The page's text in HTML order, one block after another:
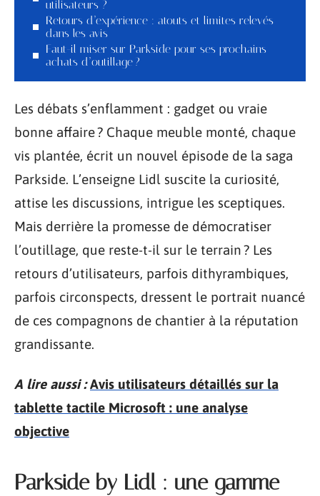
utilisateurs ?
Retours d’expérience : atouts et limites relevés
dans les avis
Faut-il miser sur Parkside pour ses prochains
achats d’outillage ?
Les débats s’enflamment : gadget ou vraie
bonne affaire ? Chaque meuble monté, chaque
vis plantée, écrit un nouvel épisode de la saga
Parkside. L’enseigne Lidl suscite la curiosité,
attise les discussions, intrigue les sceptiques.
Mais derrière la promesse de démocratiser
l’outillage, que reste-t-il sur le terrain ? Les
retours d’utilisateurs, parfois dithyrambiques,
parfois circonspects, dressent le portrait nuancé
de ces compagnons de chantier à la réputation
grandissante.
A lire aussi : Avis utilisateurs détaillés sur la
tablette tactile Microsoft : une analyse
objective
Parkside by Lidl : une gamme